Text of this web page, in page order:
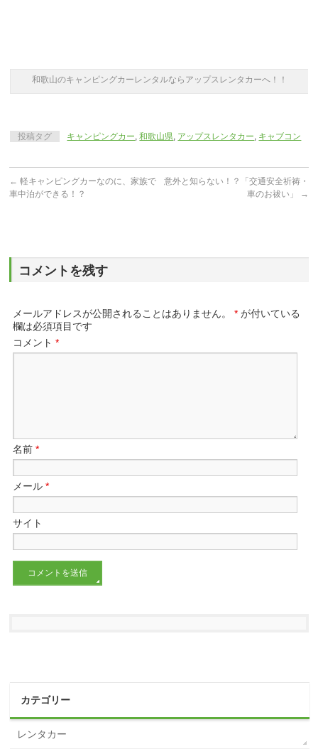
和歌山のキャンピングカーレンタルならアップスレンタカーへ！！
投稿タグ キャンピングカー,和歌山県, アップスレンタカー, キャブコン
← 軽キャンピングカーなのに、家族で
車中泊ができる！？
意外と知らない！？「交通安全祈祷・
車のお祓い」
→
コメントを残す
メールアドレスが公開されることはありません。 * が付いている
欄は必須項目です
コメント*
名前*
メール*
サイト
カテゴリー
レンタカー